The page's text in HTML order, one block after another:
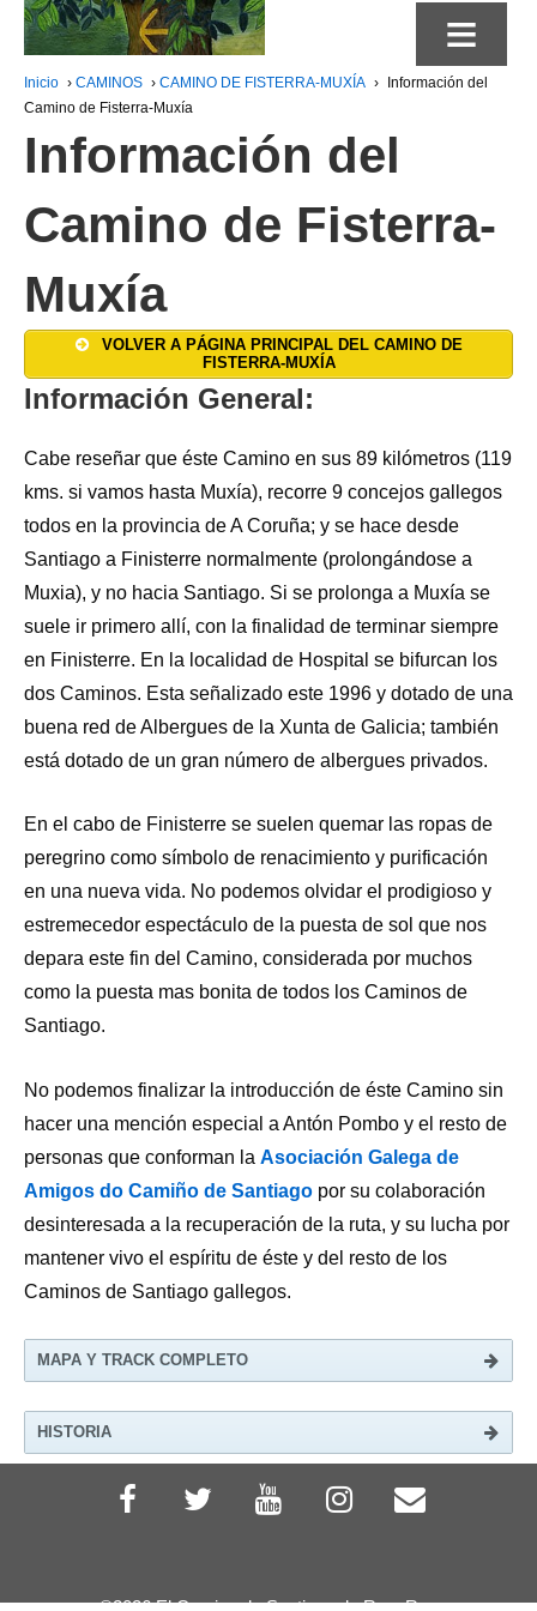
≡
Inicio › CAMINOS › CAMINO DE FISTERRA-MUXÍA ›
Información del
Camino de Fisterra-Muxía
Información del
Camino de Fisterra-
Muxía
VOLVER A PÁGINA PRINCIPAL DEL CAMINO DE
FISTERRA-MUXÍA
Información General:
Cabe reseñar que éste Camino en sus 89 kilómetros (119
kms. si vamos hasta Muxía), recorre 9 concejos gallegos
todos en la provincia de A Coruña; y se hace desde
Santiago a Finisterre normalmente (prolongándose a
Muxia), y no hacia Santiago. Si se prolonga a Muxía se
suele ir primero allí, con la finalidad de terminar siempre
en Finisterre. En la localidad de Hospital se bifurcan los
dos Caminos. Esta señalizado este 1996 y dotado de una
buena red de Albergues de la Xunta de Galicia; también
está dotado de un gran número de albergues privados.
En el cabo de Finisterre se suelen quemar las ropas de
peregrino como símbolo de renacimiento y purificación
en una nueva vida. No podemos olvidar el prodigioso y
estremecedor espectáculo de la puesta de sol que nos
depara este fin del Camino, considerada por muchos
como la puesta mas bonita de todos los Caminos de
Santiago.
No podemos finalizar la introducción de éste Camino sin
hacer una mención especial a Antón Pombo y el resto de
personas que conforman la Asociación Galega de
Amigos do Camiño de Santiago por su colaboración
desinteresada a la recuperación de la ruta, y su lucha por
mantener vivo el espíritu de éste y del resto de los
Caminos de Santiago gallegos.
MAPA Y TRACK COMPLETO
HISTORIA